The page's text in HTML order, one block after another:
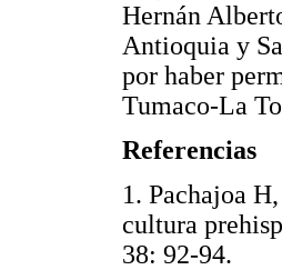
Hernán
Antioquia y
por haber
Tumaco-La
Referencias
1. Pachajoa
cultura
38: 92-